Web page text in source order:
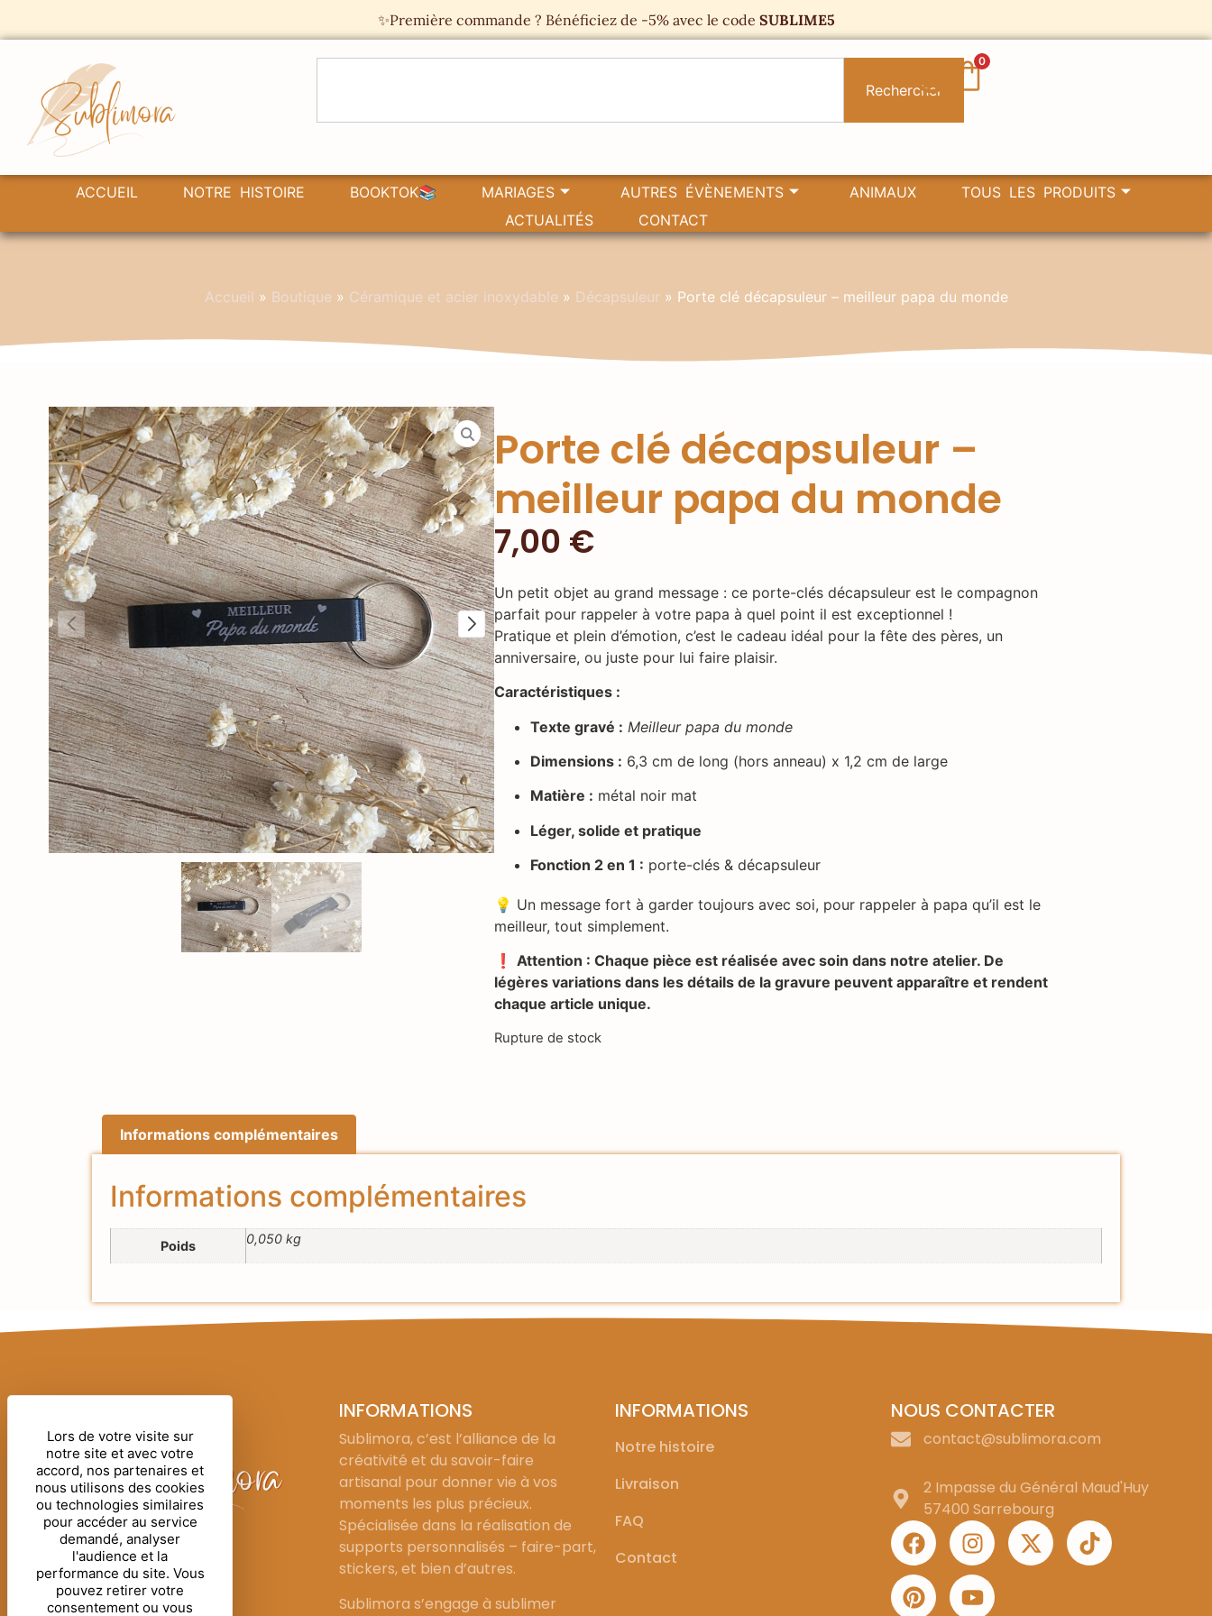
✨Première commande ? Bénéficiez de -5% avec le code SUBLIME5
Rechercher
0
ACCUEIL NOTRE HISTOIRE BOOKTOK📚 MARIAGES AUTRES ÉVÈNEMENTS ANIMAUX
TOUS LES PRODUITS
ACTUALITÉS
CONTACT
Accueil » Boutique » Céramique et acier inoxydable » Décapsuleur » Porte clé décapsuleur – meilleur papa du monde
Porte clé décapsuleur –
meilleur papa du monde
7,00 €
Un petit objet au grand message : ce porte-clés décapsuleur est le compagnon
parfait pour rappeler à votre papa à quel point il est exceptionnel !
Pratique et plein d’émotion, c’est le cadeau idéal pour la fête des pères, un
anniversaire, ou juste pour lui faire plaisir.
Caractéristiques :
Texte gravé : Meilleur papa du monde
Dimensions : 6,3 cm de long (hors anneau) x 1,2 cm de large
Matière : métal noir mat
Léger, solide et pratique
Fonction 2 en 1 : porte-clés & décapsuleur
💡 Un message fort à garder toujours avec soi, pour rappeler à papa qu’il est le
meilleur, tout simplement.
❗Attention : Chaque pièce est réalisée avec soin dans notre atelier. De
légères variations dans les détails de la gravure peuvent apparaître et rendent
chaque article unique.
Rupture de stock
Informations complémentaires
Informations complémentaires
Poids 0,050 kg
INFORMATIONS
Sublimora, c’est l’alliance de la
créativité et du savoir-faire
artisanal pour donner vie à vos
moments les plus précieux.
Spécialisée dans la réalisation de
supports personnalisés – faire-part,
stickers, et bien d’autres.
Sublimora s’engage à sublimer
INFORMATIONS
Notre histoire
Livraison
FAQ
Contact
NOUS CONTACTER
contact@sublimora.com
2 Impasse du Général Maud'Huy
57400 Sarrebourg
Lors de votre visite sur
notre site et avec votre
accord, nos partenaires et
nous utilisons des cookies
ou technologies similaires
pour accéder au service
demandé, analyser
l'audience et la
performance du site. Vous
pouvez retirer votre
consentement ou vous